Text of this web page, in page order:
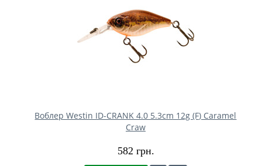
Воблер Westin ID-CRANK 4.0 5.3cm 12g (F) Caramel
Craw
582 грн.